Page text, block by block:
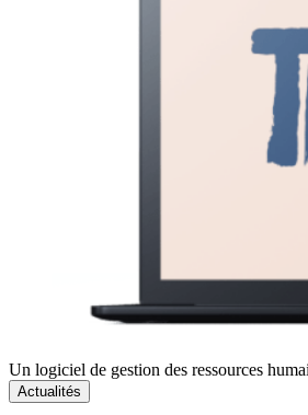
Un logiciel de gestion des ressources
Actualités